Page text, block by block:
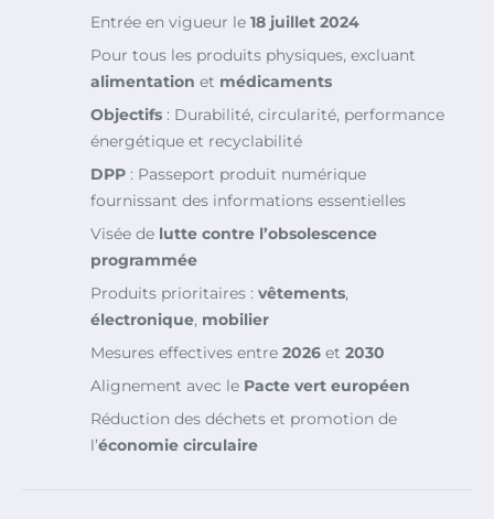
Entrée en vigueur le 18 juillet 2024
Pour tous les produits physiques, excluant
alimentation et médicaments
Objectifs : Durabilité, circularité, performance
énergétique et recyclabilité
DPP : Passeport produit numérique
fournissant des informations essentielles
Visée de lutte contre l’obsolescence
programmée
Produits prioritaires : vêtements,
électronique, mobilier
Mesures effectives entre 2026 et 2030
Alignement avec le Pacte vert européen
Réduction des déchets et promotion de
l’économie circulaire